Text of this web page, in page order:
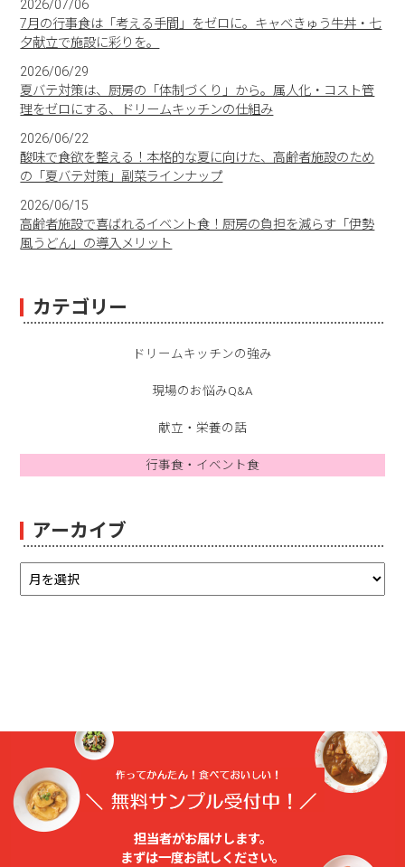
2026/07/06
7月の行事食は「考える手間」をゼロに。キャベきゅう牛丼・七
夕献立で施設に彩りを。
2026/06/29
夏バテ対策は、厨房の「体制づくり」から。属人化・コスト管
理をゼロにする、ドリームキッチンの仕組み
2026/06/22
酸味で食欲を整える！本格的な夏に向けた、高齢者施設のため
の「夏バテ対策」副菜ラインナップ
2026/06/15
高齢者施設で喜ばれるイベント食！厨房の負担を減らす「伊勢
風うどん」の導入メリット
カテゴリー
ドリームキッチンの強み
現場のお悩みQ&A
献立・栄養の話
行事食・イベント食
アーカイブ
担当者がお届けします。
まずは⼀度お試しください。